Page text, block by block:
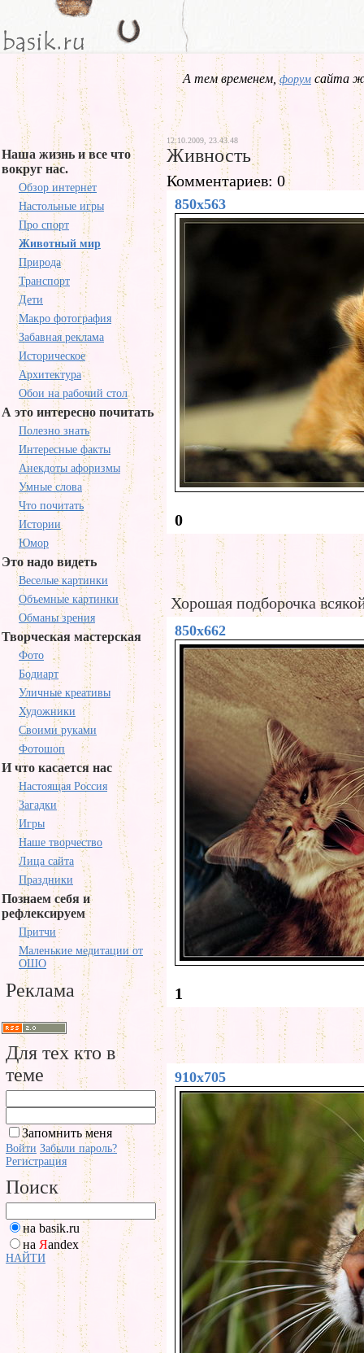
А тем временем,форум сайта
Наша жизнь и все что
вокруг нас.
Обзор интернет
Настольные игры
Про спорт
Животный мир
Природа
Транспорт
Дети
Макро фотография
Забавная реклама
Историческое
Архитектура
Обои на рабочий стол
А это интересно почитать
Полезно знать
Интересные факты
Анекдоты афоризмы
Умные слова
Что почитать
Истории
Юмор
Это надо видеть
Веселые картинки
Объемные картинки
Обманы зрения
Творческая мастерская
Фото
Бодиарт
Уличные креативы
Художники
Своими руками
Фотошоп
И что касается нас
Настоящая Россия
Загадки
Игры
Наше творчество
Лица сайта
Праздники
Познаем себя и
рефлексируем
Притчи
Маленькие медитации от
ОШО
Реклама
Для тех кто в
теме
Запомнить меня
Войти Забыли пароль?
Регистрация
Поиск
на basik.ru
на Яandex
НАЙТИ
12.10.2009, 23.43.48
Живность
Комментариев: 0
850x563
0
Хорошая подборочка
850x662
1
910x705